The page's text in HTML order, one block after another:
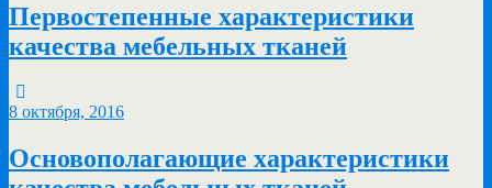
Первостепенные характеристики
качества мебельных тканей
8 октября, 2016
Основополагающие характеристики